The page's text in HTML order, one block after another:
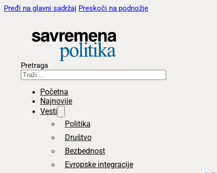
Pređi na glavni sadržaj Preskoči na podnožje
Pretraga
Početna
Najnovije
Vesti
Politika
Društvo
Bezbednost
Evropske integracije